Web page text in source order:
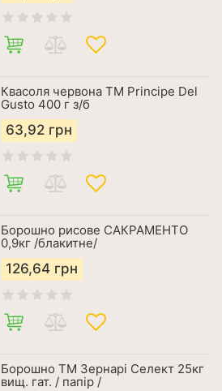
Квасоля червона ТМ Principe Del
Gusto 400 г з/б
63,92 грн
Борошно рисове САКРАМЕНТО
0,9кг /блакитне/
126,64 грн
Борошно ТМ Зернарі Селект 25кг
вищ. гат. / папір /